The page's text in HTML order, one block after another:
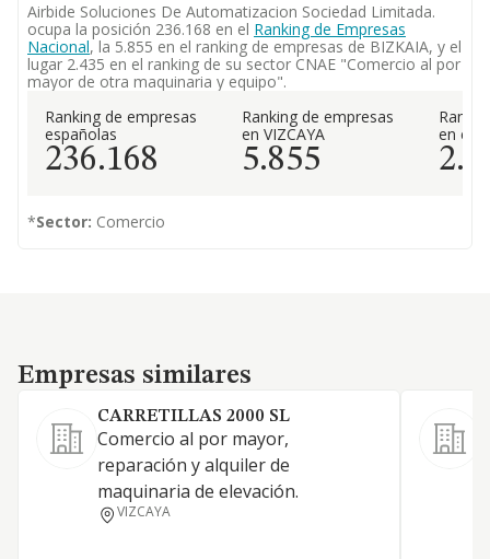
Airbide Soluciones De Automatizacion Sociedad Limitada.
ocupa la posición 236.168 en el Ranking de Empresas
Nacional, la 5.855 en el ranking de empresas de BIZKAIA, y el
lugar 2.435 en el ranking de su sector CNAE "Comercio al por
mayor de otra maquinaria y equipo".
Ranking de empresas
españolas
236.168
Ranking de empresas
en VIZCAYA
5.855
en el
*Sector: Comercio
Empresas similares
Empresas similares
CARRETILLAS 2000 SL
Comercio al por mayor,
reparación y alquiler de
maquinaria de elevación.
VIZCAYA